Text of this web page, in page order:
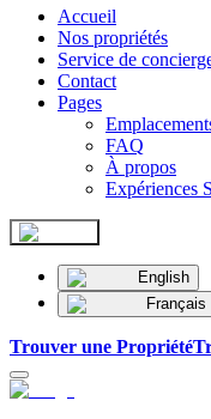
Accueil
Nos propriétés
Service de
Contact
Pages
FAQ
À propos
Expériences
English
Français
Trouver une Propriété